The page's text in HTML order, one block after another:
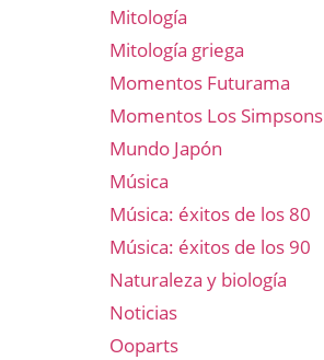
Mitología
Mitología griega
Momentos Futurama
Momentos Los Simpsons
Mundo Japón
Música
Música: éxitos de los 80
Música: éxitos de los 90
Naturaleza y biología
Noticias
Ooparts